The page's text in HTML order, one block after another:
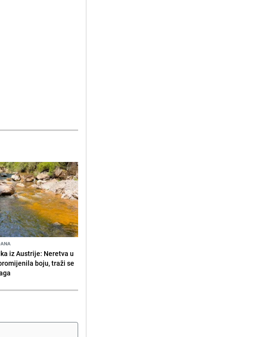
iz Austrije: Neretva u
boju, traži se